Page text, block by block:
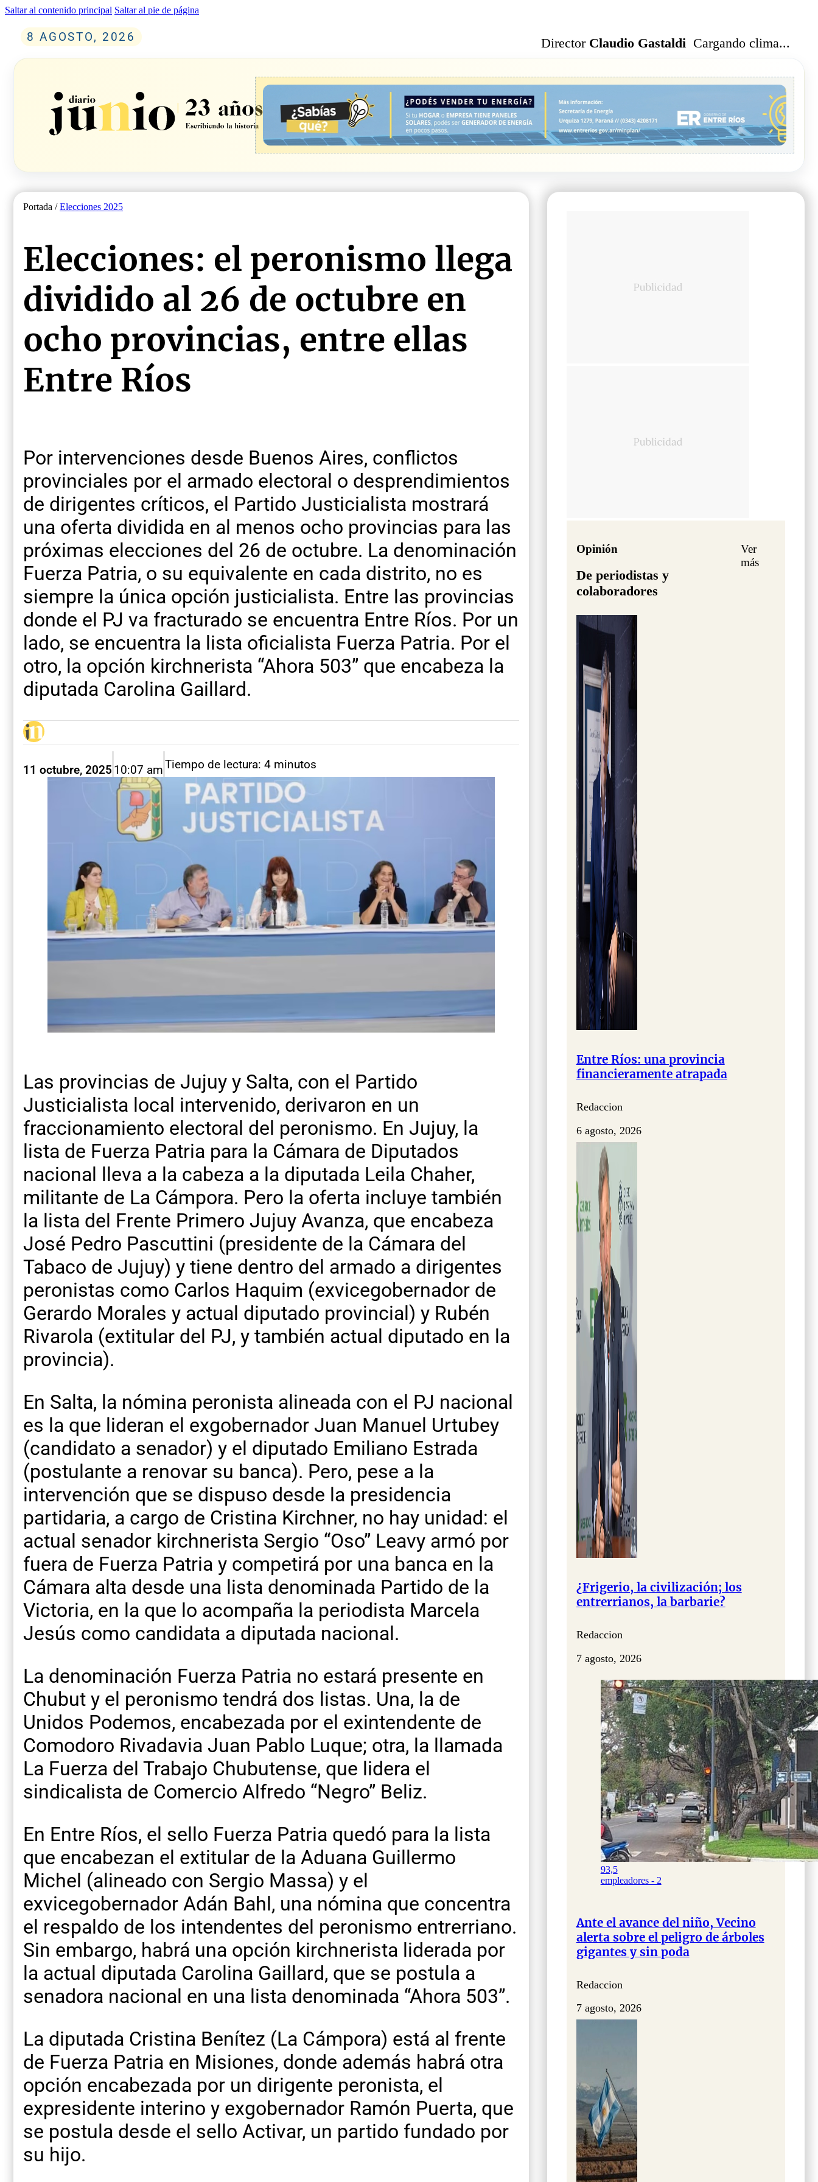
Saltar al contenido principal Saltar al pie de página
8 AGOSTO, 2026 Director Claudio Gastaldi Cargando clima...
Portada /Elecciones 2025
Elecciones: el peronismo llega
dividido al 26 de octubre en
ocho provincias, entre ellas
Entre Ríos
Por intervenciones desde Buenos Aires, conflictos
provinciales por el armado electoral o desprendimientos
de dirigentes críticos, el Partido Justicialista mostrará
una oferta dividida en al menos ocho provincias para las
próximas elecciones del 26 de octubre. La denominación
Fuerza Patria, o su equivalente en cada distrito, no es
siempre la única opción justicialista. Entre las provincias
donde el PJ va fracturado se encuentra Entre Ríos. Por un
lado, se encuentra la lista oficialista Fuerza Patria. Por el
otro, la opción kirchnerista “Ahora 503” que encabeza la
diputada Carolina Gaillard.
11 octubre, 2025 10:07 amTiempo de lectura: 4 minutos
Las provincias de Jujuy y Salta, con el Partido
Justicialista local intervenido, derivaron en un
fraccionamiento electoral del peronismo. En Jujuy, la
lista de Fuerza Patria para la Cámara de Diputados
nacional lleva a la cabeza a la diputada Leila Chaher,
militante de La Cámpora. Pero la oferta incluye también
la lista del Frente Primero Jujuy Avanza, que encabeza
José Pedro Pascuttini (presidente de la Cámara del
Tabaco de Jujuy) y tiene dentro del armado a dirigentes
peronistas como Carlos Haquim (exvicegobernador de
Gerardo Morales y actual diputado provincial) y Rubén
Rivarola (extitular del PJ, y también actual diputado en la
provincia).
En Salta, la nómina peronista alineada con el PJ nacional
es la que lideran el exgobernador Juan Manuel Urtubey
(candidato a senador) y el diputado Emiliano Estrada
(postulante a renovar su banca). Pero, pese a la
intervención que se dispuso desde la presidencia
partidaria, a cargo de Cristina Kirchner, no hay unidad: el
actual senador kirchnerista Sergio “Oso” Leavy armó por
fuera de Fuerza Patria y competirá por una banca en la
Cámara alta desde una lista denominada Partido de la
Victoria, en la que lo acompaña la periodista Marcela
Jesús como candidata a diputada nacional.
La denominación Fuerza Patria no estará presente en
Chubut y el peronismo tendrá dos listas. Una, la de
Unidos Podemos, encabezada por el exintendente de
Comodoro Rivadavia Juan Pablo Luque; otra, la llamada
La Fuerza del Trabajo Chubutense, que lidera el
sindicalista de Comercio Alfredo “Negro” Beliz.
En Entre Ríos, el sello Fuerza Patria quedó para la lista
que encabezan el extitular de la Aduana Guillermo
Michel (alineado con Sergio Massa) y el
exvicegobernador Adán Bahl, una nómina que concentra
el respaldo de los intendentes del peronismo entrerriano.
Sin embargo, habrá una opción kirchnerista liderada por
la actual diputada Carolina Gaillard, que se postula a
senadora nacional en una lista denominada “Ahora 503”.
La diputada Cristina Benítez (La Cámpora) está al frente
de Fuerza Patria en Misiones, donde además habrá otra
opción encabezada por un dirigente peronista, el
expresidente interino y exgobernador Ramón Puerta, que
se postula desde el sello Activar, un partido fundado por
su hijo.
Opinión
De periodistas y
colaboradores
Ver
más
Entre Ríos: una provincia
financieramente atrapada
Redaccion
6 agosto, 2026
¿Frigerio, la civilización; los
entrerrianos, la barbarie?
Redaccion
7 agosto, 2026
93,5
empleadores - 2
Ante el avance del niño, Vecino
alerta sobre el peligro de árboles
gigantes y sin poda
Redaccion
7 agosto, 2026